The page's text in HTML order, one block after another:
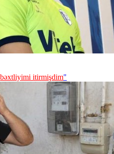
itirmişdim"